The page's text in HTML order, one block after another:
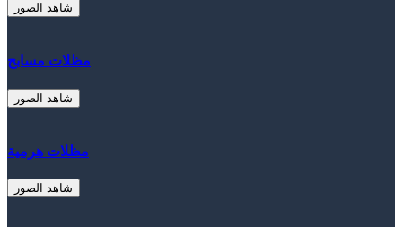
شاهد الصور
مظلات مسابح
شاهد الصور
مظلات هرمية
شاهد الصور